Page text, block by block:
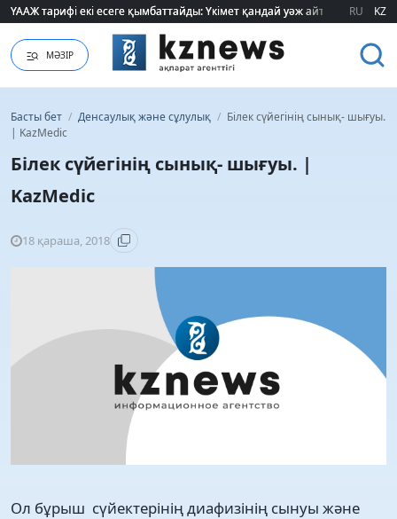
ҮААЖ тарифі екі есеге қымбаттайды: Үкімет қандай уәж айтады?
ҮААЖ тарифі екі есеге қымбаттайды: Үкімет қандай уәж айтады? RU KZ
МӘЗІР
Басты бет / Денсаулық және сұлулық / Білек сүйегінің сынық- шығуы.
| KazMedic
Білек сүйегінің сынық- шығуы. |
KazMedic
18 қараша, 2018
Ол бұрыш сүйектерінің диафизінің сынуы және